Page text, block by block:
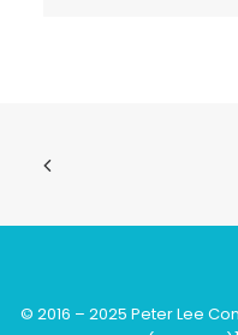
© 2016 – 2025 Peter Lee